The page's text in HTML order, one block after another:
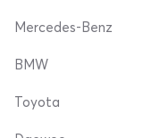
Mercedes-Benz
BMW
Toyota